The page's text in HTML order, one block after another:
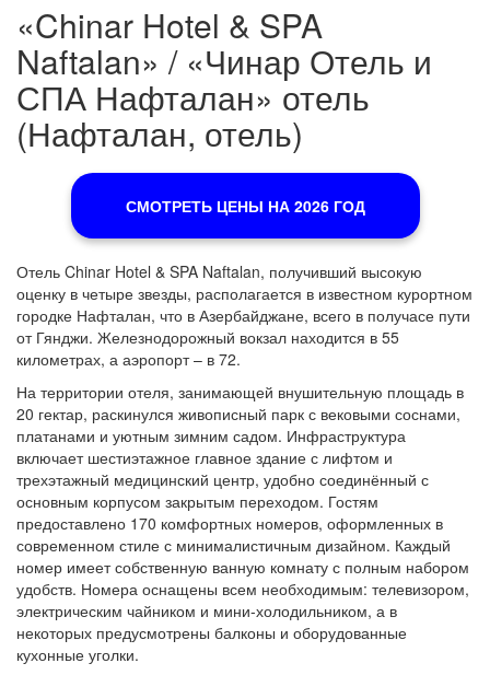
«Chinar Hotel & SPA
Naftalan» / «Чинар Отель и
СПА Нафталан» отель
(Нафталан, отель)
СМОТРЕТЬ ЦЕНЫ НА 2026 ГОД
Отель Chinar Hotel & SPA Naftalan, получивший высокую
оценку в четыре звезды, располагается в известном курортном
городке Нафталан, что в Азербайджане, всего в получасе пути
от Гянджи. Железнодорожный вокзал находится в 55
километрах, а аэропорт – в 72.
На территории отеля, занимающей внушительную площадь в
20 гектар, раскинулся живописный парк с вековыми соснами,
платанами и уютным зимним садом. Инфраструктура
включает шестиэтажное главное здание с лифтом и
трехэтажный медицинский центр, удобно соединённый с
основным корпусом закрытым переходом. Гостям
предоставлено 170 комфортных номеров, оформленных в
современном стиле с минималистичным дизайном. Каждый
номер имеет собственную ванную комнату с полным набором
удобств. Номера оснащены всем необходимым: телевизором,
электрическим чайником и мини-холодильником, а в
некоторых предусмотрены балконы и оборудованные
кухонные уголки.